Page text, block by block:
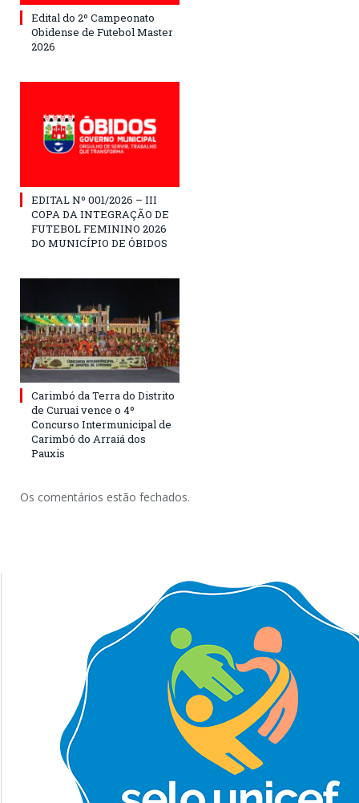
Edital do 2º Campeonato
Obidense de Futebol Master
2026
EDITAL Nº 001/2026 – III
COPA DA INTEGRAÇÃO DE
FUTEBOL FEMININO 2026
DO MUNICÍPIO DE ÓBIDOS
Carimbó da Terra do Distrito
de Curuai vence o 4º
Concurso Intermunicipal de
Carimbó do Arraiá dos
Pauxis
Os comentários estão fechados.